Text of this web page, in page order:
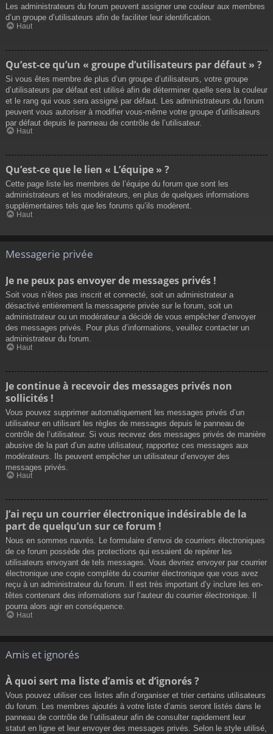
Les administrateurs du forum peuvent assigner une couleur aux membres
d’un groupe d’utilisateurs afin de faciliter leur identification.
Haut
Qu’est-ce qu’un « groupe d’utilisateurs par défaut » ?
Si vous êtes membre de plus d’un groupe d’utilisateurs, votre groupe
d’utilisateurs par défaut est utilisé afin de déterminer quelle sera la couleur
et le rang qui vous sera assigné par défaut. Les administrateurs du forum
peuvent vous autoriser à modifier vous-même votre groupe d’utilisateurs
par défaut depuis le panneau de contrôle de l’utilisateur.
Haut
Qu’est-ce que le lien « L’équipe » ?
Cette page liste les membres de l’équipe du forum que sont les
administrateurs et les modérateurs, en plus de quelques informations
supplémentaires tels que les forums qu’ils modèrent.
Haut
Messagerie privée
Je ne peux pas envoyer de messages privés !
Soit vous n’êtes pas inscrit et connecté, soit un administrateur a
désactivé entièrement la messagerie privée sur le forum, soit un
administrateur ou un modérateur a décidé de vous empêcher d’envoyer
des messages privés. Pour plus d’informations, veuillez contacter un
administrateur du forum.
Haut
Je continue à recevoir des messages privés non
sollicités !
Vous pouvez supprimer automatiquement les messages privés d’un
utilisateur en utilisant les règles de messages depuis le panneau de
contrôle de l’utilisateur. Si vous recevez des messages privés de manière
abusive de la part d’un autre utilisateur, rapportez ces messages aux
modérateurs. Ils peuvent empêcher un utilisateur d’envoyer des
messages privés.
Haut
J’ai reçu un courrier électronique indésirable de la
part de quelqu’un sur ce forum !
Nous en sommes navrés. Le formulaire d’envoi de courriers électroniques
de ce forum possède des protections qui essaient de repérer les
utilisateurs envoyant de tels messages. Vous devriez envoyer par courrier
électronique une copie complète du courrier électronique que vous avez
reçu à un administrateur du forum. Il est très important d’y inclure les en-
têtes contenant des informations sur l’auteur du courrier électronique. Il
pourra alors agir en conséquence.
Haut
Amis et ignorés
À quoi sert ma liste d’amis et d’ignorés ?
Vous pouvez utiliser ces listes afin d’organiser et trier certains utilisateurs
du forum. Les membres ajoutés à votre liste d’amis seront listés dans le
panneau de contrôle de l’utilisateur afin de consulter rapidement leur
statut en ligne et leur envoyer des messages privés. Selon le style utilisé,